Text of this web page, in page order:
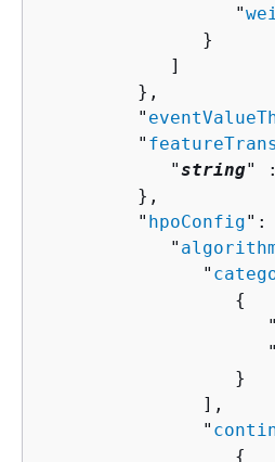
                  "
               }
            ]
         },
         "
         "
            "
string"
         },
         "
hpoConfig":
            "
               "
{
                     "
                     "
                  }
               ],
               "
{